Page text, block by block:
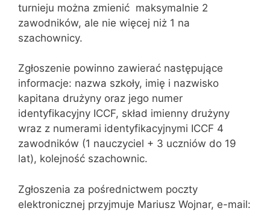
turnieju można zmienić maksymalnie 2
zawodników, ale nie więcej niż 1 na
szachownicy.
Zgłoszenie powinno zawierać następujące
informacje: nazwa szkoły, imię i nazwisko
kapitana drużyny oraz jego numer
identyfikacyjny ICCF, skład imienny drużyny
wraz z numerami identyfikacyjnymi ICCF 4
zawodników (1 nauczyciel + 3 uczniów do 19
lat), kolejność szachownic.
Zgłoszenia za pośrednictwem poczty
elektronicznej przyjmuje Mariusz Wojnar, e-mail: